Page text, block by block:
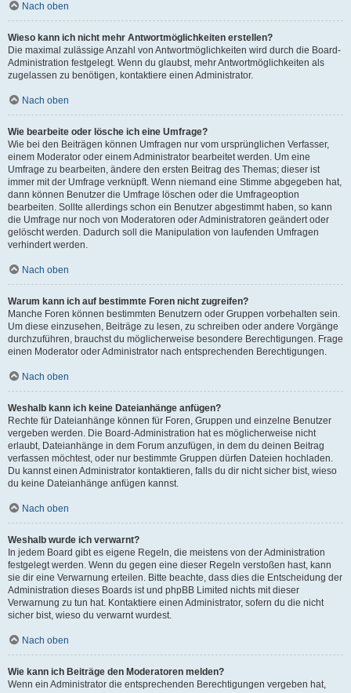
Nach oben
Wieso kann ich nicht mehr Antwortmöglichkeiten erstellen?
Die maximal zulässige Anzahl von Antwortmöglichkeiten wird durch die Board-
Administration festgelegt. Wenn du glaubst, mehr Antwortmöglichkeiten als
zugelassen zu benötigen, kontaktiere einen Administrator.
Nach oben
Wie bearbeite oder lösche ich eine Umfrage?
Wie bei den Beiträgen können Umfragen nur vom ursprünglichen Verfasser,
einem Moderator oder einem Administrator bearbeitet werden. Um eine
Umfrage zu bearbeiten, ändere den ersten Beitrag des Themas; dieser ist
immer mit der Umfrage verknüpft. Wenn niemand eine Stimme abgegeben hat,
dann können Benutzer die Umfrage löschen oder die Umfrageoption
bearbeiten. Sollte allerdings schon ein Benutzer abgestimmt haben, so kann
die Umfrage nur noch von Moderatoren oder Administratoren geändert oder
gelöscht werden. Dadurch soll die Manipulation von laufenden Umfragen
verhindert werden.
Nach oben
Warum kann ich auf bestimmte Foren nicht zugreifen?
Manche Foren können bestimmten Benutzern oder Gruppen vorbehalten sein.
Um diese einzusehen, Beiträge zu lesen, zu schreiben oder andere Vorgänge
durchzuführen, brauchst du möglicherweise besondere Berechtigungen. Frage
einen Moderator oder Administrator nach entsprechenden Berechtigungen.
Nach oben
Weshalb kann ich keine Dateianhänge anfügen?
Rechte für Dateianhänge können für Foren, Gruppen und einzelne Benutzer
vergeben werden. Die Board-Administration hat es möglicherweise nicht
erlaubt, Dateianhänge in dem Forum anzufügen, in dem du deinen Beitrag
verfassen möchtest, oder nur bestimmte Gruppen dürfen Dateien hochladen.
Du kannst einen Administrator kontaktieren, falls du dir nicht sicher bist, wieso
du keine Dateianhänge anfügen kannst.
Nach oben
Weshalb wurde ich verwarnt?
In jedem Board gibt es eigene Regeln, die meistens von der Administration
festgelegt werden. Wenn du gegen eine dieser Regeln verstoßen hast, kann
sie dir eine Verwarnung erteilen. Bitte beachte, dass dies die Entscheidung der
Administration dieses Boards ist und phpBB Limited nichts mit dieser
Verwarnung zu tun hat. Kontaktiere einen Administrator, sofern du die nicht
sicher bist, wieso du verwarnt wurdest.
Nach oben
Wie kann ich Beiträge den Moderatoren melden?
Wenn ein Administrator die entsprechenden Berechtigungen vergeben hat,